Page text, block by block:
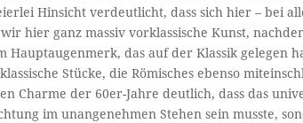
Hinsicht verdeutlicht, dass sich hier – bei
hier ganz massiv vorklassische Kunst,
das auf der Klassik gelegen
Stücke, die Römisches ebenso
Charme der 60er-Jahre deutlich, dass das
im unangenehmen Stehen sein musste,